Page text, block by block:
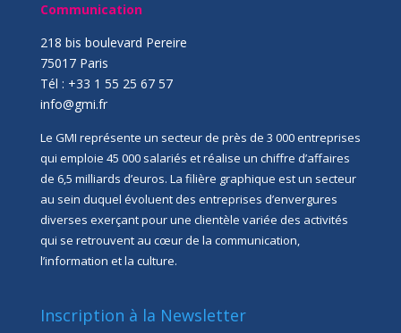
Communication
218 bis boulevard Pereire
75017 Paris
Tél : +33 1 55 25 67 57
info@gmi.fr
Le GMI représente un secteur de près de 3 000 entreprises
qui emploie 45 000 salariés et réalise un chiffre d’affaires
de 6,5 milliards d’euros. La filière graphique est un secteur
au sein duquel évoluent des entreprises d’envergures
diverses exerçant pour une clientèle variée des activités
qui se retrouvent au cœur de la communication,
l’information et la culture.
Inscription à la Newsletter